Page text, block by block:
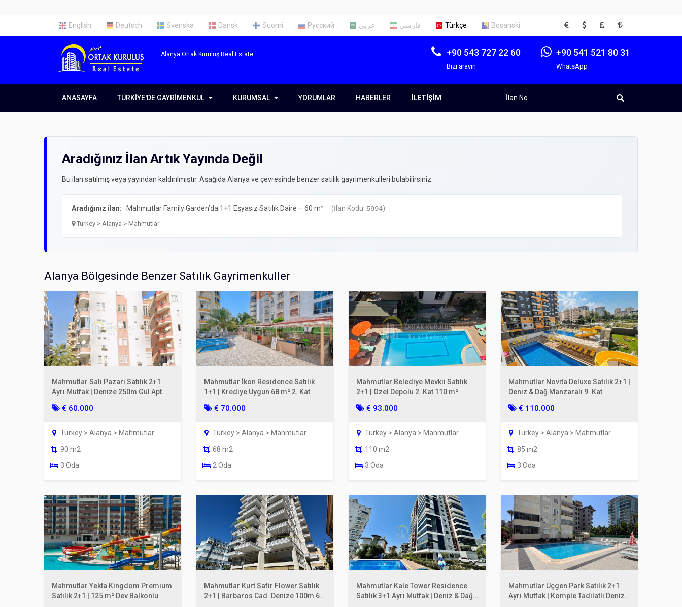
English Deutsch Svenska Dansk Suomi Русский عربي فارسی Türkçe Bosanski EUR USD GBP TRY
Alanya Ortak Kuruluş Real Estate +90 543 727 22 60
Bizi arayın
+90 541 521 80 31
WhatsApp
ANASAYFA TÜRKIYE'DE GAYRIMENKUL
TÜRKIYE'DE GAYRIMENKUL KURUMSAL
KURUMSAL
Hizmetler
real estate alanya
YORUMLAR HABERLER İLETIŞIM
No
Aradığınız İlan Artık Yayında Değil
Bu ilan satılmış veya yayından kaldırılmıştır. Aşağıda Alanya ve çevresinde benzer satılık gayrimenkulleri bulabilirsiniz.
Aradığınız ilan: Mahmutlar Family Garden’da 1+1 Eşyasız Satılık Daire – 60 m² (İlan Kodu: 5994)
Turkey > Alanya > Mahmutlar
Alanya Bölgesinde Benzer Satılık Gayrimenkuller
Mahmutlar Salı Pazarı Satılık 2+1
Ayrı Mutfak | Denize 250m Gül Apt.
€ 60.000
Turkey > Alanya > Mahmutlar
90 m2
3 Oda
Mahmutlar İkon Residence Satılık
1+1 | Krediye Uygun 68 m² 2. Kat
€ 70.000
Turkey > Alanya > Mahmutlar
68 m2
2 Oda
Mahmutlar Belediye Mevkii Satılık
2+1 | Özel Depolu 2. Kat 110 m²
€ 93.000
Turkey > Alanya > Mahmutlar
110 m2
3 Oda
Mahmutlar Novita Deluxe Satılık 2+1 |
Deniz & Dağ Manzaralı 9. Kat
€ 110.000
Turkey > Alanya > Mahmutlar
85 m2
3 Oda
Mahmutlar Yekta Kingdom Premium
Satılık 2+1 | 125 m² Dev Balkonlu
Mahmutlar Kurt Safir Flower Satılık
2+1 | Barbaros Cad. Denize 100m 6.
Mahmutlar Kale Tower Residence
Satılık 3+1 Ayrı Mutfak | Deniz & Dağ
Mahmutlar Üçgen Park Satılık 2+1
Ayrı Mutfak | Komple Tadilatlı Denize